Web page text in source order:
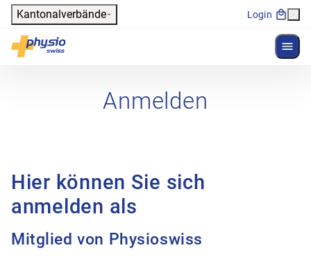
Header
Kantonalverbände Login
Physioswiss
Hauptnavigation
Anmelden
Hier können Sie sich
anmelden als
Mitglied von Physioswiss